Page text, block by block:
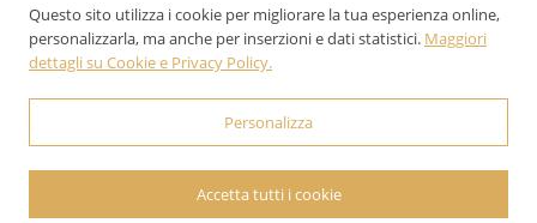
© 2024-2026 Aurea Line - P.Iva: 02126900543 Powered by
WebDesignProduction
Questo sito utilizza i cookie per migliorare la tua esperienza online,
personalizzarla, ma anche per inserzioni e dati statistici. Maggiori
dettagli su Cookie e Privacy Policy.
Personalizza
Accetta tutti i cookie